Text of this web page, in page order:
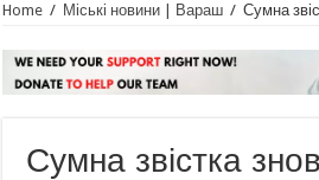
Home / Міські новини | Вараш / Сумна
Сумна звістка